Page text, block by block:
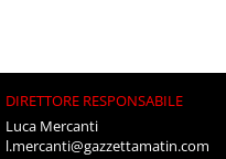
DIRETTORE RESPONSABILE
Luca Mercanti
l.mercanti@gazzettamatin.com